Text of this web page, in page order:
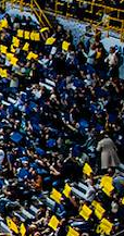
sport
valori
a farla
propria
fisso), lo